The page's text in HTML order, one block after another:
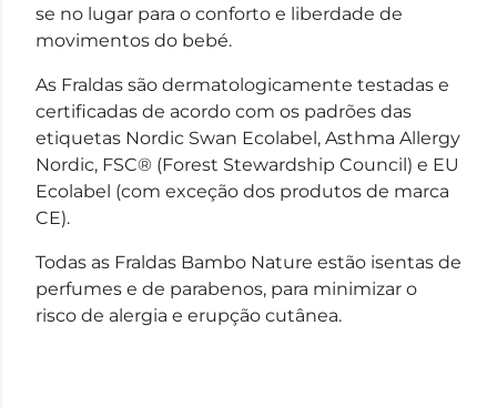
se no lugar para o conforto e liberdade de
movimentos do bebé.
As Fraldas são dermatologicamente testadas e
certificadas de acordo com os padrões das
etiquetas Nordic Swan Ecolabel, Asthma Allergy
Nordic, FSC® (Forest Stewardship Council) e EU
Ecolabel (com exceção dos produtos de marca
CE).
Todas as Fraldas Bambo Nature estão isentas de
perfumes e de parabenos, para minimizar o
risco de alergia e erupção cutânea.